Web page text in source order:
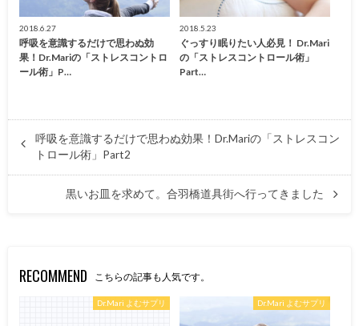
2018.6.27
呼吸を意識するだけで思わぬ効
果！Dr.Mariの「ストレスコントロ
ール術」P…
2018.5.23
ぐっすり眠りたい人必見！ Dr.Mari
の「ストレスコントロール術」
Part…
呼吸を意識するだけで思わぬ効果！Dr.Mariの「ストレスコン
トロール術」Part2
黒いお皿を求めて。合羽橋道具街へ行ってきました
RECOMMEND こちらの記事も人気です。
Dr.Mari よむサプリ Dr.Mari よむサプリ